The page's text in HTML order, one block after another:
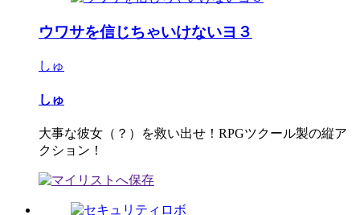
ウワサを信じちゃいけないヨ３
しゅ
しゅ
大事な彼女（？）を救い出せ！RPGツクール製の縦ア
クション！